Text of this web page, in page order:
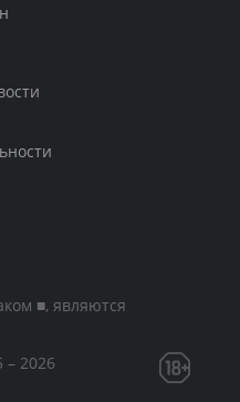
■, являются
2026